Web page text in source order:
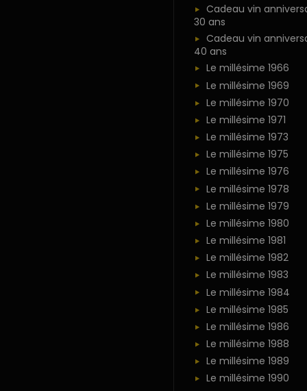
Cadeau vin
30 ans
Cadeau vin
40 ans
Le millésime 1966
Le millésime 1969
Le millésime 1970
Le millésime 1971
Le millésime 1973
Le millésime 1975
Le millésime 1976
Le millésime 1978
Le millésime 1979
Le millésime 1980
Le millésime 1981
Le millésime 1982
Le millésime 1983
Le millésime 1984
Le millésime 1985
Le millésime 1986
Le millésime 1988
Le millésime 1989
Le millésime 1990